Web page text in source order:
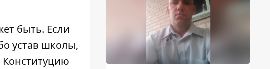
быть. Если
устав школы,